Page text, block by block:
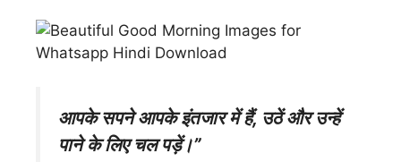
आपके सपने आपके इंतजार में हैं, उठें और उन्हें
पाने के लिए चल पड़ें।”